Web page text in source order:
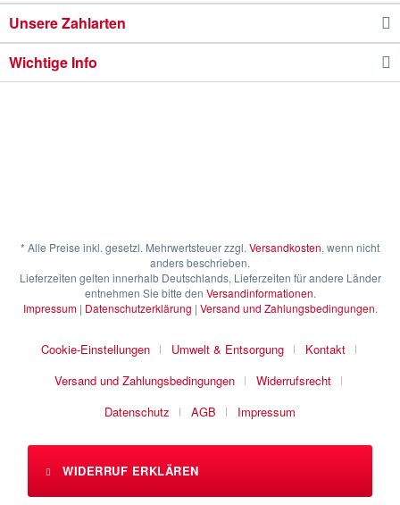
Unsere Zahlarten
Wichtige Info
* Alle Preise inkl. gesetzl. Mehrwertsteuer zzgl. Versandkosten, wenn nicht
anders beschrieben.
Lieferzeiten gelten innerhalb Deutschlands, Lieferzeiten für andere Länder
entnehmen Sie bitte den Versandinformationen.
Impressum| Datenschutzerklärung | Versand und Zahlungsbedingungen.
Cookie-Einstellungen Umwelt & Entsorgung
Kontakt
Versand und Zahlungsbedingungen
Widerrufsrecht
Datenschutz
AGB Impressum
WIDERRUF ERKLÄREN